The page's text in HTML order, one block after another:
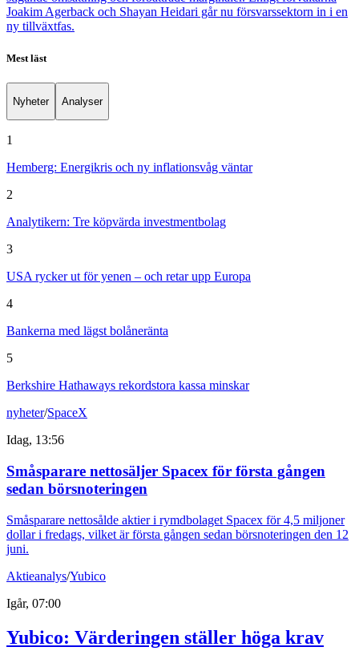
Joakim Agerback och Shayan Heidari går nu försvarssektorn in i en
ny tillväxtfas.
Mest läst
Nyheter Analyser
1
Hemberg: Energikris och ny inflationsvåg väntar
2
Analytikern: Tre köpvärda investmentbolag
3
USA rycker ut för yenen – och retar upp Europa
4
Bankerna med lägst bolåneränta
5
Berkshire Hathaways rekordstora kassa minskar
nyheter/SpaceX
Idag, 13:56
Småsparare nettosäljer Spacex för första gången
sedan börsnoteringen
Småsparare nettosålde aktier i rymdbolaget Spacex för 4,5 miljoner
dollar i fredags, vilket är första gången sedan börsnoteringen den 12
juni.
Aktieanalys/Yubico
Igår, 07:00
Yubico: Värderingen ställer höga krav